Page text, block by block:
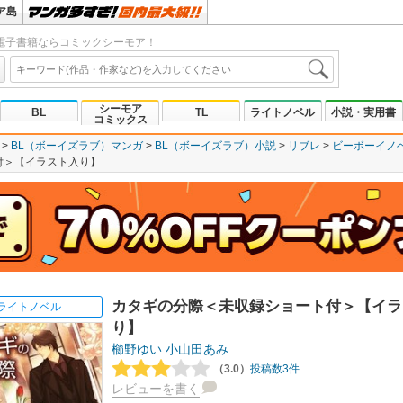
島
書籍ならコミックシーモア！
BL
シーモア
コミックス
TL ライトノベル 小説・実用書
BL（ボーイズラブ）マンガ BL（ボーイズラブ）小説 リブレ
ビーボーイノ
【イラスト入り】
イトノベル
カタギの分際＜未収録ショート付＞【イ
り】
櫛野ゆい 小山田あみ
（3.0） 投稿数3件
レビューを書く